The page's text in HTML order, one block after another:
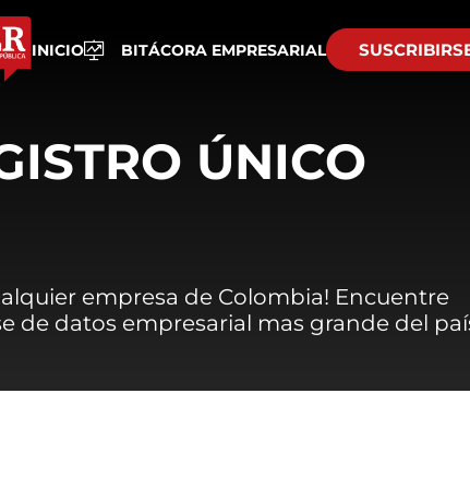
INICIO BITÁCORA EMPRESARIAL
ÚNICO
empresa de Colombia! Encuentre
de datos empresarial mas grande del